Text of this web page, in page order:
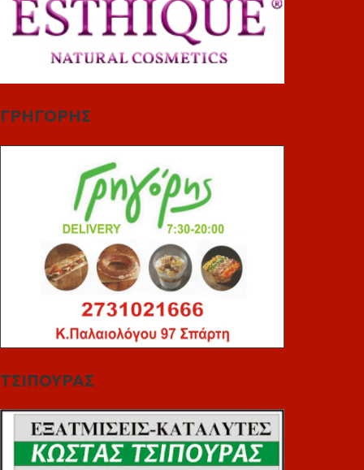
ΓΡΗΓΟΡΗΣ
ΤΣΙΠΟΥΡΑΣ